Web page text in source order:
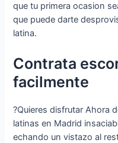
que tu primera ocasion
que puede darte
latina.
Contrata
facilmente
?Quieres disfrutar Ahora
latinas en Madrid
echando un vistazo al